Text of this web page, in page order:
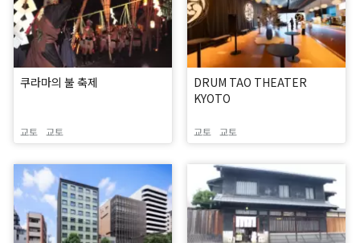
쿠라마의 불 축제
교토 교토
DRUM TAO THEATER
KYOTO
교토 교토